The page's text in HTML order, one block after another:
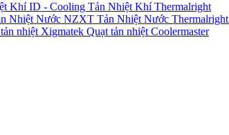
Khí ID - Cooling Tản Nhiệt Khí Thermalright
Nhiệt Nước NZXT Tản Nhiệt Nước Thermalright
nhiệt Xigmatek Quạt tản nhiệt Coolermaster